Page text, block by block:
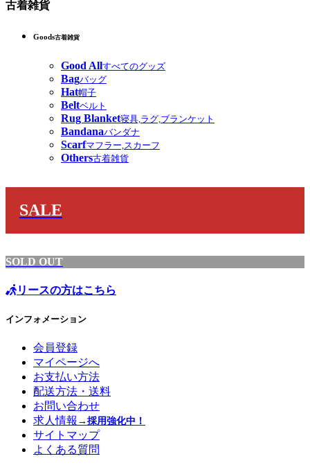
古着雑貨
Goods古着雑貨
Good Allすべてのグッズ
Bagバッグ
Hat帽子
Beltベルト
Rug Blanket寝具,ラグ,ブランケット
Bandanaバンダナ
Scarfマフラー,スカーフ
Others古着雑貨
SALE
SOLD OUT
リースの方はこちら
インフォメーション
会員登録
マイページへ
お支払い方法
配送方法・送料
お問い合わせ
求人情報 →採用強化中！
サイトマップ
よくある質問